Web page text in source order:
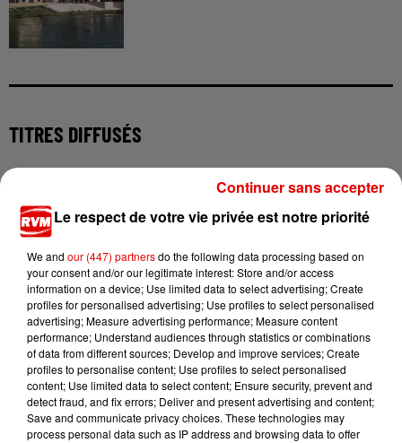
TITRES DIFFUSÉS
GINIE LINE
Le Dilemme
RIVIERA
She Doesn't Mind
ALEX WARREN
Fever Dream
Le respect de votre vie privée est notre priorité
We and our (447) partnersdo the following data processing based on
your consent and/or our legitimate interest: Store and/or access
information on a device; Use limited data to select advertising; Create
profiles for personalised advertising; Use profiles to select personalised
advertising; Measure advertising performance; Measure content
performance; Understand audiences through statistics or combinations
of data from different sources; Develop and improve services; Create
profiles to personalise content; Use profiles to select personalised
content; Use limited data to select content; Ensure security, prevent and
detect fraud, and fix errors; Deliver and present advertising and content;
Save and communicate privacy choices. These technologies may
process personal data such as IP address and browsing data to offer
Continuer sans accepter